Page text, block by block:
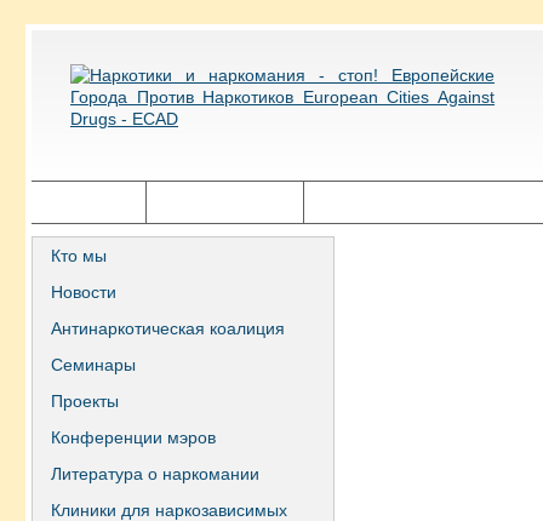
Кто мы
Новости
Антинаркотическая коалиция
Семинары
Проекты
Конференции мэров
Литература о наркомании
Клиники для наркозависимых